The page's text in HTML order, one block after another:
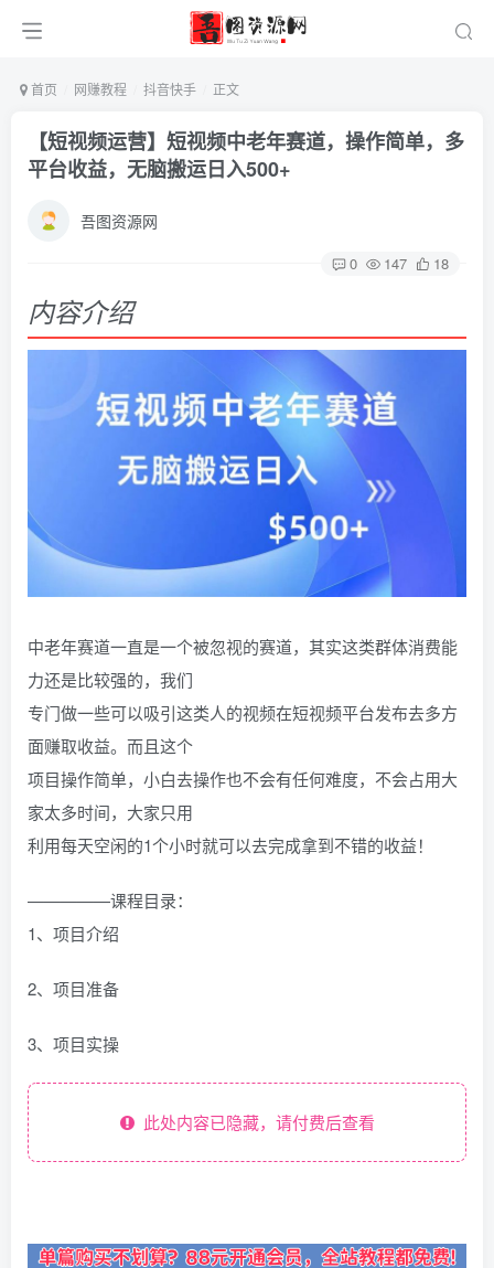
首页 网赚教程 抖音快手 正文
【短视频运营】短视频中老年赛道，操作简单，多
平台收益，无脑搬运日入500+
吾图资源网
0 147 18
内容介绍
中老年赛道一直是一个被忽视的赛道，其实这类群体消费能
力还是比较强的，我们
专门做一些可以吸引这类人的视频在短视频平台发布去多方
面赚取收益。而且这个
项目操作简单，小白去操作也不会有任何难度，不会占用大
家太多时间，大家只用
利用每天空闲的1个小时就可以去完成拿到不错的收益！
—————课程目录：
1、项目介绍
2、项目准备
3、项目实操
此处内容已隐藏，请付费后查看